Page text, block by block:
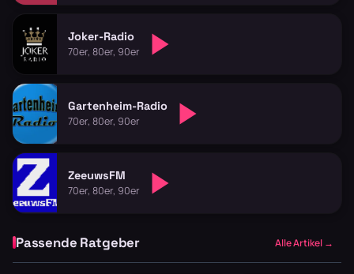
Joker-Radio
70er, 80er, 90er
Gartenheim-Radio
70er, 80er, 90er
ZeeuwsFM
70er, 80er, 90er
Passende Ratgeber Alle Artikel →